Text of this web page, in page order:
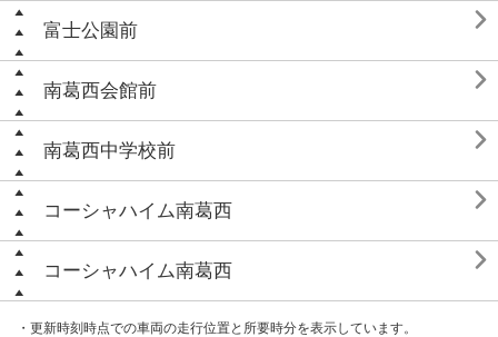
富士公園前 
南葛西会館前 
南葛西中学校前 
コーシャハイム南葛西 
コーシャハイム南葛西 
・更新時刻時点での車両の走行位置と所要時分を表示しています。